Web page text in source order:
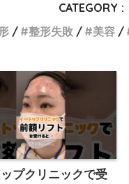
CATEGORY :
整形失敗 美容
プクリニックで受